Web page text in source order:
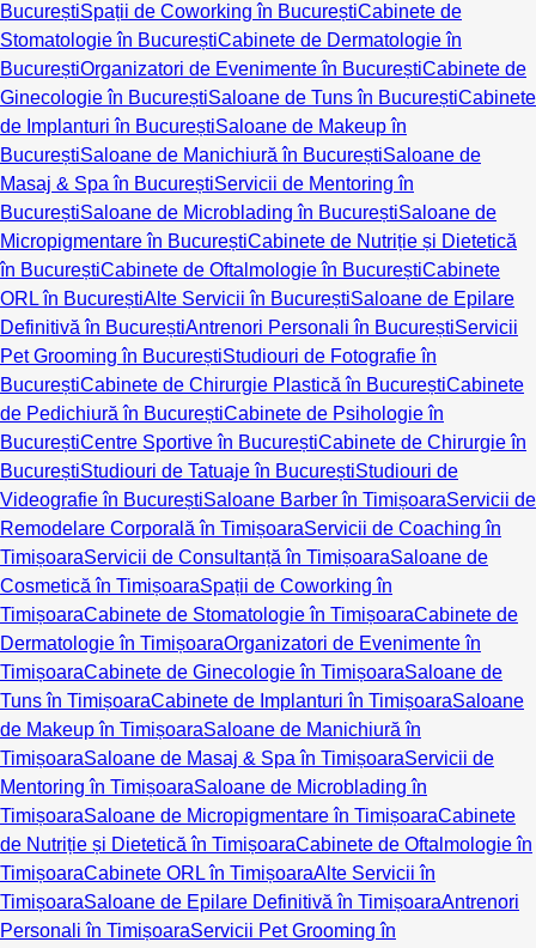
BucureștiSpații de Coworking în BucureștiCabinete de
Stomatologie în BucureștiCabinete de Dermatologie în
BucureștiOrganizatori de Evenimente în BucureștiCabinete de
Ginecologie în BucureștiSaloane de Tuns în BucureștiCabinete
de Implanturi în BucureștiSaloane de Makeup în
BucureștiSaloane de Manichiură în BucureștiSaloane de
Masaj & Spa în BucureștiServicii de Mentoring în
BucureștiSaloane de Microblading în BucureștiSaloane de
Micropigmentare în BucureștiCabinete de Nutriție și Dietetică
în BucureștiCabinete de Oftalmologie în BucureștiCabinete
ORL în BucureștiAlte Servicii în BucureștiSaloane de Epilare
Definitivă în BucureștiAntrenori Personali în BucureștiServicii
Pet Grooming în BucureștiStudiouri de Fotografie în
BucureștiCabinete de Chirurgie Plastică în BucureștiCabinete
de Pedichiură în BucureștiCabinete de Psihologie în
BucureștiCentre Sportive în BucureștiCabinete de Chirurgie în
BucureștiStudiouri de Tatuaje în BucureștiStudiouri de
Videografie în BucureștiSaloane Barber în TimișoaraServicii de
Remodelare Corporală în TimișoaraServicii de Coaching în
TimișoaraServicii de Consultanță în TimișoaraSaloane de
Cosmetică în TimișoaraSpații de Coworking în
TimișoaraCabinete de Stomatologie în TimișoaraCabinete de
Dermatologie în TimișoaraOrganizatori de Evenimente în
TimișoaraCabinete de Ginecologie în TimișoaraSaloane de
Tuns în TimișoaraCabinete de Implanturi în TimișoaraSaloane
de Makeup în TimișoaraSaloane de Manichiură în
TimișoaraSaloane de Masaj & Spa în TimișoaraServicii de
Mentoring în TimișoaraSaloane de Microblading în
TimișoaraSaloane de Micropigmentare în TimișoaraCabinete
de Nutriție și Dietetică în TimișoaraCabinete de Oftalmologie în
TimișoaraCabinete ORL în TimișoaraAlte Servicii în
TimișoaraSaloane de Epilare Definitivă în TimișoaraAntrenori
Personali în TimișoaraServicii Pet Grooming în